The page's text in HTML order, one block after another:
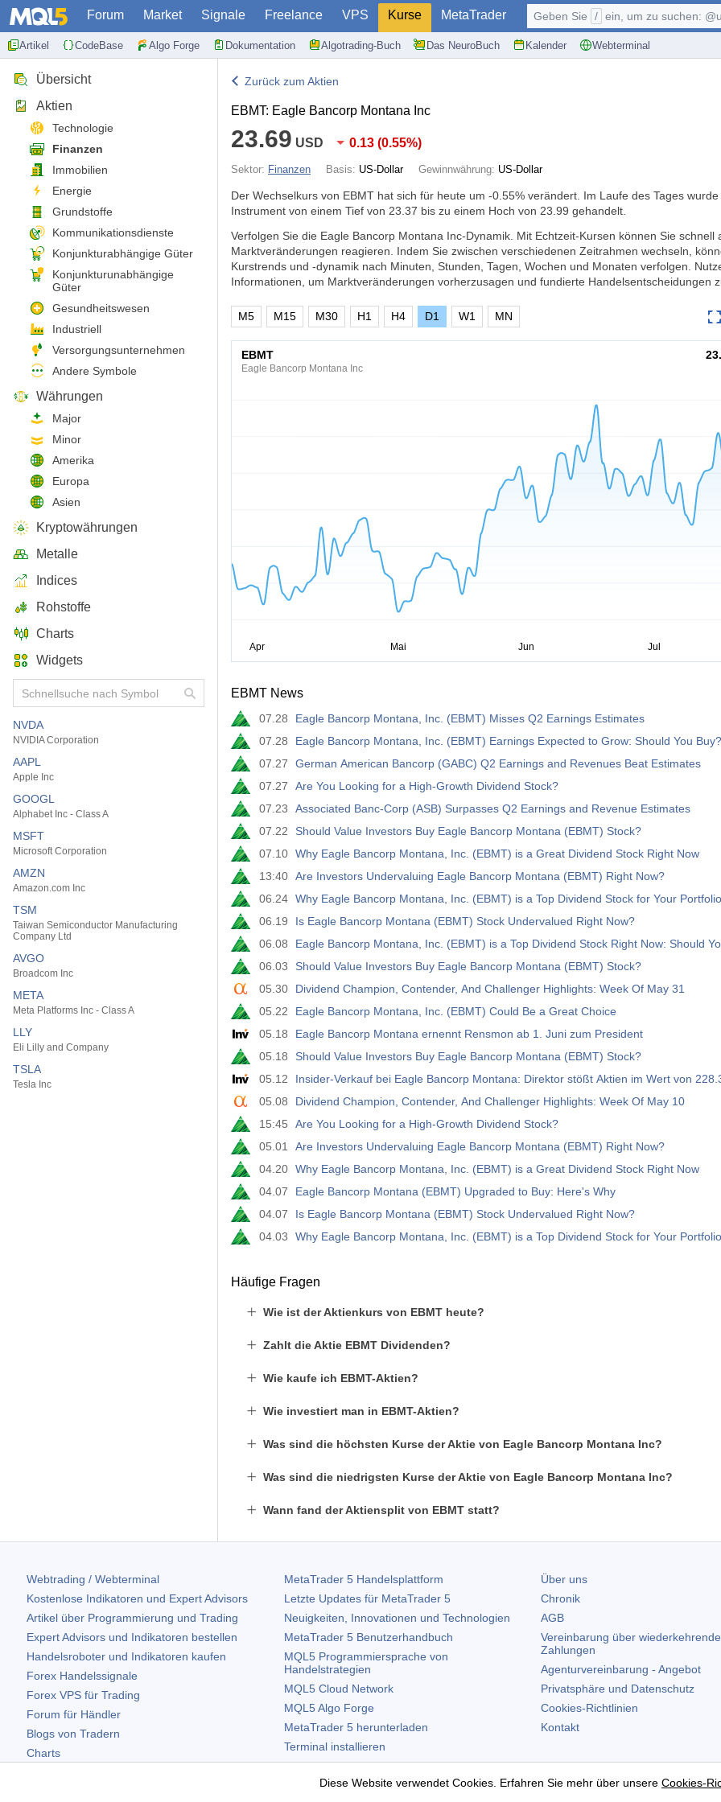
Forum Market Signale Freelance VPS Kurse MetaTrader
Artikel CodeBase Algo Forge Dokumentation Algotrading-Buch Das NeuroBuch Kalender Webterminal
Geben Sie / ein, um zu suchen: @user,
Übersicht
Aktien
Technologie
Finanzen
Immobilien
Energie
Grundstoffe
Kommunikationsdienste
Konjunkturabhängige Güter
Konjunkturunabhängige
Güter
Gesundheitswesen
Industriell
Versorgungsunternehmen
Andere Symbole
Währungen
Major
Minor
Amerika
Europa
Asien
Kryptowährungen
Metalle
Indices
Rohstoffe
Charts
Widgets
NVDA
NVIDIA Corporation
AAPL
Apple Inc
GOOGL
Alphabet Inc - Class A
MSFT
Microsoft Corporation
AMZN
Amazon.com Inc
TSM
Taiwan Semiconductor Manufacturing
Company Ltd
AVGO
Broadcom Inc
META
Meta Platforms Inc - Class A
LLY
Eli Lilly and Company
TSLA
Tesla Inc
Zurück zum Aktien
EBMT: Eagle Bancorp Montana Inc
23.69 USD 0.13 (0.55%)
Sektor: Finanzen Basis: US-Dollar Gewinnwährung: US-Dollar
Der Wechselkurs von EBMT hat sich für heute um -0.55% verändert. Im Laufe des Tages wurde
Instrument von einem Tief von 23.37 bis zu einem Hoch von 23.99 gehandelt.
Verfolgen Sie die Eagle Bancorp Montana Inc-Dynamik. Mit Echtzeit-Kursen können Sie schnell
Marktveränderungen reagieren. Indem Sie zwischen verschiedenen Zeitrahmen wechseln,
Kurstrends und -dynamik nach Minuten, Stunden, Tagen, Wochen und Monaten verfolgen.
Informationen, um Marktveränderungen vorherzusagen und fundierte Handelsentscheidungen
M5 M15 M30 H1 H4 D1 W1 MN
EBMT
Eagle Bancorp Montana Inc
EBMT News
07.28
Eagle Bancorp Montana, Inc. (EBMT) Misses Q2 Earnings Estimates
07.28
Eagle Bancorp Montana, Inc. (EBMT) Earnings Expected to Grow: Should You Buy?
07.27
German American Bancorp (GABC) Q2 Earnings and Revenues Beat Estimates
07.27
Are You Looking for a High-Growth Dividend Stock?
07.23
Associated Banc-Corp (ASB) Surpasses Q2 Earnings and Revenue Estimates
07.22
Should Value Investors Buy Eagle Bancorp Montana (EBMT) Stock?
07.10 Why Eagle Bancorp Montana, Inc. (EBMT) is a Great Dividend Stock Right Now
13:40 Are Investors Undervaluing Eagle Bancorp Montana (EBMT) Right Now?
06.24 Why Eagle Bancorp Montana, Inc. (EBMT) is a Top Dividend Stock for Your Portfolio
06.19
Is Eagle Bancorp Montana (EBMT) Stock Undervalued Right Now?
06.08
Eagle Bancorp Montana, Inc. (EBMT) is a Top Dividend Stock Right Now: Should
06.03
Should Value Investors Buy Eagle Bancorp Montana (EBMT) Stock?
05.30
Dividend Champion, Contender, And Challenger Highlights: Week Of May 31
05.22
Eagle Bancorp Montana, Inc. (EBMT) Could Be a Great Choice
05.18
Eagle Bancorp Montana ernennt Rensmon ab 1. Juni zum President
05.18
Should Value Investors Buy Eagle Bancorp Montana (EBMT) Stock?
05.12
Insider-Verkauf bei Eagle Bancorp Montana: Direktor stößt Aktien im Wert von
05.08
Dividend Champion, Contender, And Challenger Highlights: Week Of May 10
15:45
Are You Looking for a High-Growth Dividend Stock?
05.01
Are Investors Undervaluing Eagle Bancorp Montana (EBMT) Right Now?
04.20 Why Eagle Bancorp Montana, Inc. (EBMT) is a Great Dividend Stock Right Now
04.07
Eagle Bancorp Montana (EBMT) Upgraded to Buy: Here's Why
04.07
Is Eagle Bancorp Montana (EBMT) Stock Undervalued Right Now?
04.03
Why Eagle Bancorp Montana, Inc. (EBMT) is a Top Dividend Stock for Your Portfolio
Häufige Fragen
Wie ist der Aktienkurs von EBMT heute?
Zahlt die Aktie EBMT Dividenden?
Wie kaufe ich EBMT-Aktien?
Wie investiert man in EBMT-Aktien?
Was sind die höchsten Kurse der Aktie von Eagle Bancorp Montana Inc?
Was sind die niedrigsten Kurse der Aktie von Eagle Bancorp Montana Inc?
Wann fand der Aktiensplit von EBMT statt?
Webtrading / Webterminal
Kostenlose Indikatoren und Expert Advisors
Artikel über Programmierung und Trading
Expert Advisors und Indikatoren bestellen
Handelsroboter und Indikatoren kaufen
Forex Handelssignale
Forex VPS für Trading
Forum für Händler
Blogs von Tradern
Charts
MetaTrader 5Handelsplattform
Letzte Updates für MetaTrader 5
Neuigkeiten, Innovationen und Technologien
MetaTrader 5Benutzerhandbuch
MQL5 Programmiersprache von
Handelstrategien
MQL5 Cloud Network
MQL5 Algo Forge
MetaTrader 5herunterladen
Terminal installieren
Terminal deinstallieren
Über uns
Chronik
AGB
Vereinbarung über wiederkehrende
Zahlungen
Agenturvereinbarung - Angebot
Privatsphäre und Datenschutz
Cookies-Richtlinien
Kontakt
Diese Website verwendet Cookies. Erfahren Sie mehr über unsere Cookies-